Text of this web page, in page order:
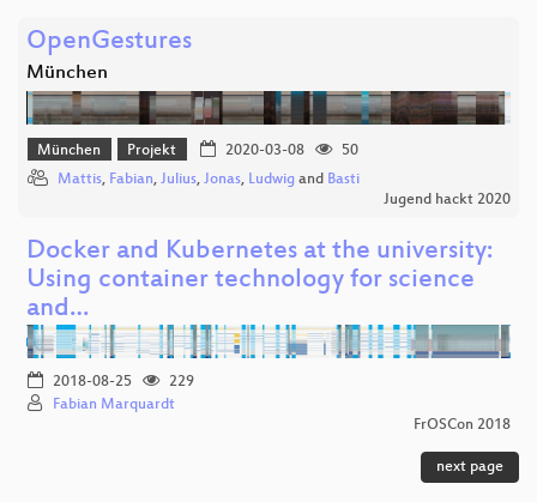
OpenGestures
München
München Projekt 2020-03-08
50
Mattis, Fabian, Julius, Jonas, Ludwig and Basti
Jugend hackt 2020
Docker and Kubernetes at the university:
Using container technology for science
and…
2018-08-25
229
Fabian Marquardt
FrOSCon 2018
next page